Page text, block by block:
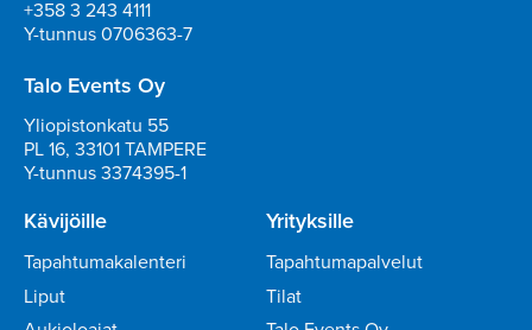
+358 3 243 4111
Y-tunnus 0706363-7
Talo Events Oy
Yliopistonkatu 55
PL 16, 33101 TAMPERE
Y-tunnus 3374395-1
Kävijöille
Tapahtumakalenteri
Liput
Yrityksille
Tapahtumapalvelut
Tilat